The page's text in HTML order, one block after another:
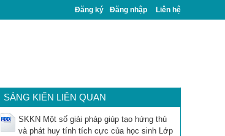
Đăng ký Đăng nhập Liên hệ
SÁNG KIẾN LIÊN QUAN
SKKN Một số giải pháp giúp tạo hứng thú
và phát huy tính tích cực của học sinh Lớp